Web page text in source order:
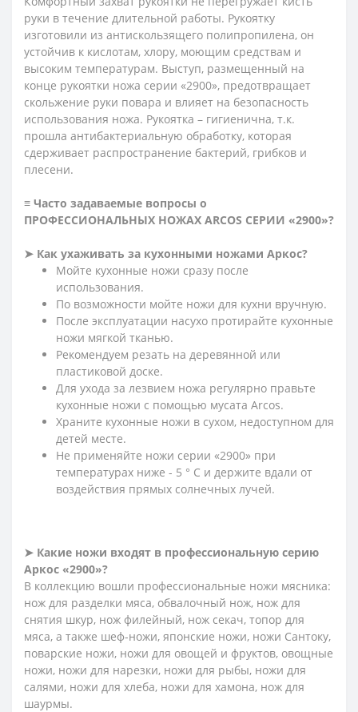
руки в течение длительной работы. Рукоятку
изготовили из антискользящего полипропилена, он
устойчив к кислотам, хлору, моющим средствам и
высоким температурам. Выступ, размещенный на
конце рукоятки ножа серии «2900», предотвращает
скольжение руки повара и влияет на безопасность
использования ножа. Рукоятка – гигиенична, т.к.
прошла антибактериальную обработку, которая
сдерживает распространение бактерий, грибков и
плесени.
≡ Часто задаваемые вопросы о
ПРОФЕССИОНАЛЬНЫХ НОЖАХ ARCOS СЕРИИ «2900»?
➤ Как ухаживать за кухонными ножами Аркос?
Мойте кухонные ножи сразу после
использования.
По возможности мойте ножи для кухни вручную.
После эксплуатации насухо протирайте кухонные
ножи мягкой тканью.
Рекомендуем резать на деревянной или
пластиковой доске.
Для ухода за лезвием ножа регулярно правьте
кухонные ножи с помощью мусата Arcos.
Храните кухонные ножи в сухом, недоступном для
детей месте.
Не применяйте ножи серии «2900» при
температурах ниже - 5 ° С и держите вдали от
воздействия прямых солнечных лучей.
➤ Какие ножи входят в профессиональную серию
Аркос «2900»?
В коллекцию вошли профессиональные ножи мясника:
нож для разделки мяса, обвалочный нож, нож для
снятия шкур, нож филейный, нож секач, топор для
мяса, а также шеф-ножи, японские ножи, ножи Сантоку,
поварские ножи, ножи для овощей и фруктов, овощные
ножи, ножи для нарезки, ножи для рыбы, ножи для
салями, ножи для хлеба, ножи для хамона, нож для
шаурмы.